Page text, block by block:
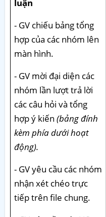
luận
- GV chiếu bảng tổng
hợp của các nhóm lên
màn hình.
- GV mời đại diện các
nhóm lần lượt trả lời
các câu hỏi và tổng
hợp ý kiến(bảng đính
kèm phía dưới hoạt
động).
- GV yêu cầu các nhóm
nhận xét chéo trực
tiếp trên file chung.